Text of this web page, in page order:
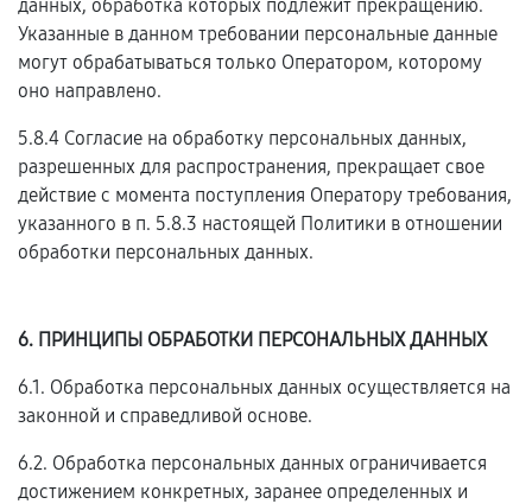
данных, обработка которых подлежит прекращению.
Указанные в данном требовании персональные данные
могут обрабатываться только Оператором, которому
оно направлено.
5.8.4 Согласие на обработку персональных данных,
разрешенных для распространения, прекращает свое
действие с момента поступления Оператору требования,
указанного в п. 5.8.3 настоящей Политики в отношении
обработки персональных данных.
6. ПРИНЦИПЫ ОБРАБОТКИ ПЕРСОНАЛЬНЫХ ДАННЫХ
6.1. Обработка персональных данных осуществляется на
законной и справедливой основе.
6.2. Обработка персональных данных ограничивается
достижением конкретных, заранее определенных и